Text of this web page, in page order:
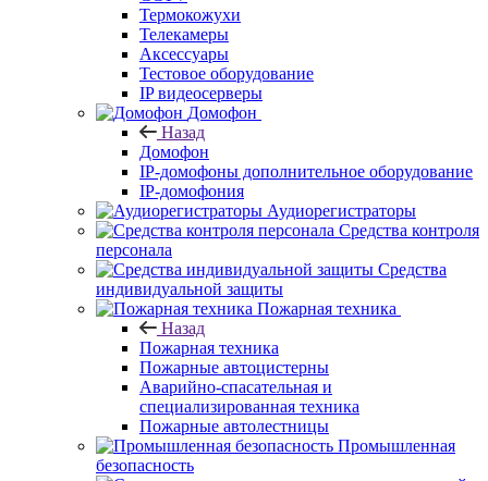
Термокожухи
Телекамеры
Аксессуары
Тестовое оборудование
IP видеосерверы
Домофон
Назад
Домофон
IP-домофоны дополнительное оборудование
IP-домофония
Аудиорегистраторы
Средства контроля
персонала
Средства
индивидуальной защиты
Пожарная техника
Назад
Пожарная техника
Пожарные автоцистерны
Аварийно-спасательная и
специализированная техника
Пожарные автолестницы
Промышленная
безопасность